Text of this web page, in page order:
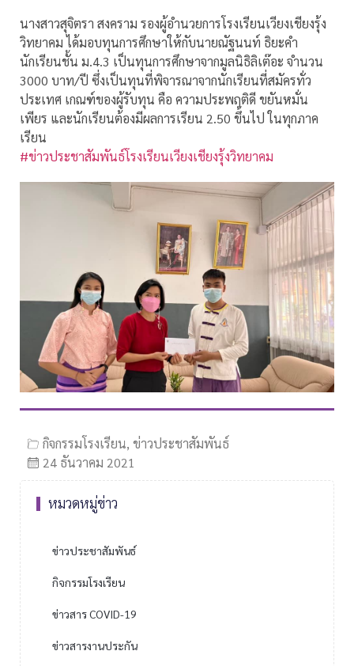
นางสาวสุจิตรา สงคราม รองผู้อำนวยการโรงเรียนเวียงเชียงรุ้ง
วิทยาคม ได้มอบทุนการศึกษาให้กับนายณัฐนนท์ ธิยะคำ
นักเรียนชั้น ม.4.3 เป็นทุนการศึกษาจากมูลนิธิลิเต๊อะ จำนวน
3000 บาท/ปี ซึ่งเป็นทุนที่พิจารณาจากนักเรียนที่สมัครทั่ว
ประเทศ เกณฑ์ของผู้รับทุน คือ ความประพฤติดี ขยันหมั่น
เพียร และนักเรียนต้องมีผลการเรียน 2.50 ขึ้นไป ในทุกภาค
เรียน
#ข่าวประชาสัมพันธ์โรงเรียนเวียงเชียงรุ้งวิทยาคม
กิจกรรมโรงเรียน, ข่าวประชาสัมพันธ์
24 ธันวาคม 2021
หมวดหมู่ข่าว
ข่าวประชาสัมพันธ์
กิจกรรมโรงเรียน
ข่าวสาร COVID-19
ข่าวสารงานประกัน